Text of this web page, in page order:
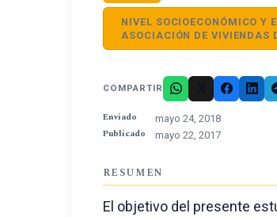
NIVEL SOCIOECONÓMICO Y
ASOCIACIÓN DE VIVIENDAS
COMPARTIR
Enviado mayo 24, 2018
Publicado mayo 22, 2017
RESUMEN
El objetivo del presente